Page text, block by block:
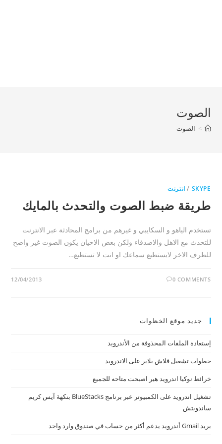
الصوت
> الصوت
SKYPE
/ انترنت
طريقة ضبط الصوت والتحدث بالمايك
تستخدم الياهو و السكايبي و غيرهم من برامج المحادثة عبر الانترنت
للتحدث مع الاهل والاصدقاء ولكن بعض الاحيان يكون الصوت غير واضح
للطرف الاخر لايستطيع سماعك او انت لا تستطيع…
0 COMMENTS
12/04/2013
جديد موقع الخظوات
إستعادة الملفات المحذوفة من الأندرويد
خطوات تشغيل فلاش بلاير على الاندرويد
خرائط نوكيا اندرويد هير اصبحت متاحه للجميع
تشغيل اندرويد على الكمبيوتر عبر برنامج BlueStacks بنكهة آيس كريم
ساندويتش
بريد Gmail أندرويد يدعم أكثر من حساب في صندوق وارد واحد